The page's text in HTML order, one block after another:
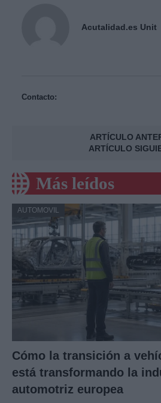
Acutalidad.es Unit
Contacto:
ARTÍCULO
ARTÍCULO
Más leídos
AUTOMOVIL
Cómo la transición a
está transformando la
automotriz europea